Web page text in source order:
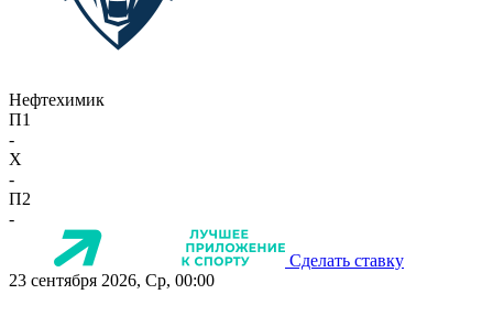
Нефтехимик
П1
-
X
-
П2
-
Сделать ставку
23 сентября 2026, Ср, 00:00